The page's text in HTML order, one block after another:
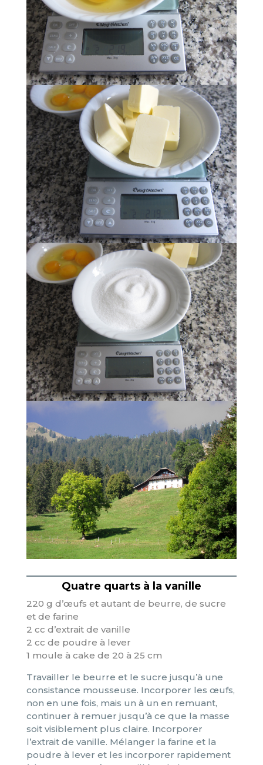
Quatre quarts à la vanille
220 g d’œufs et autant de beurre, de sucre
et de farine
2 cc d’extrait de vanille
2 cc de poudre à lever
1 moule à cake de 20 à 25 cm
Travailler le beurre et le sucre jusqu’à une
consistance mousseuse. Incorporer les œufs,
non en une fois, mais un à un en remuant,
continuer à remuer jusqu’à ce que la masse
soit visiblement plus claire. Incorporer
l’extrait de vanille. Mélanger la farine et la
poudre à lever et les incorporer rapidement